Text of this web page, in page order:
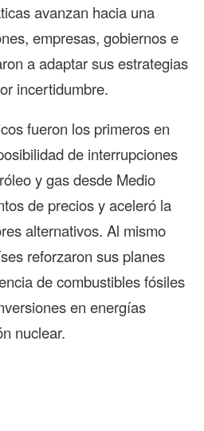
avanzan hacia una
empresas, gobiernos e
a adaptar sus estrategias
incertidumbre.
fueron los primeros en
de interrupciones
y gas desde Medio
de precios y aceleró la
alternativos. Al mismo
reforzaron sus planes
de combustibles fósiles
en energías
nuclear.